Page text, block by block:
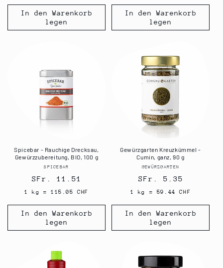
In den Warenkorb
legen
In den Warenkorb
legen
Spicebar - Rauchige Drecksau,
Gewürzzubereitung, BIO, 100 g
Anbieter:
SPICEBAR
Normaler
Preis
SFr. 11.51
1 kg = 115.05 CHF
In den Warenkorb
legen
Gewürzgarten Kreuzkümmel -
Cumin, ganz, 90 g
Anbieter:
GEWÜRZGARTEN
Normaler
Preis
SFr. 5.35
1 kg = 59.44 CHF
In den Warenkorb
legen